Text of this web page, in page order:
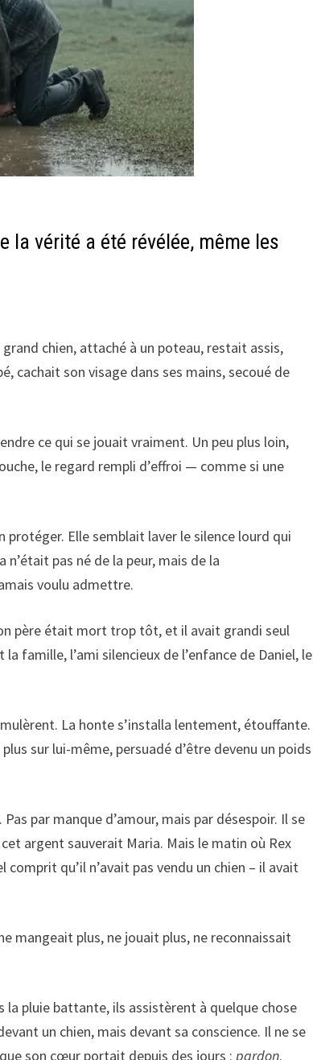
la vérité a été révélée, même les
chien, attaché à un poteau, restait assis,
cachait son visage dans ses mains, secoué de
ce qui se jouait vraiment. Un peu plus loin,
le regard rempli d’effroi — comme si une
protéger. Elle semblait laver le silence lourd qui
pas né de la peur, mais de la
voulu admettre.
père était mort trop tôt, et il avait grandi seul
famille, l’ami silencieux de l’enfance de Daniel, le
La honte s’installa lentement, étouffante.
sur lui-même, persuadé d’être devenu un poids
par manque d’amour, mais par désespoir. Il se
argent sauverait Maria. Mais le matin où Rex
qu’il n’avait pas vendu un chien – il avait
mangeait plus, ne jouait plus, ne reconnaissait
la pluie battante, ils assistèrent à quelque chose
un chien, mais devant sa conscience. Il ne se
son cœur portait depuis des jours :pardon.